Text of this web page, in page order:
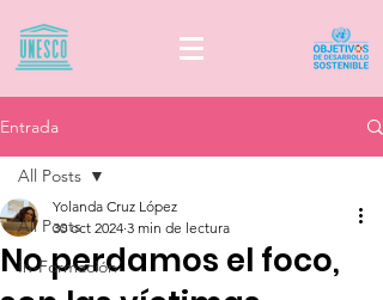
Entrada
All Posts
In-Formación
All Posts
No perdamos el foco,
Yolanda Cruz López
30 oct 2024 3 min de lectura